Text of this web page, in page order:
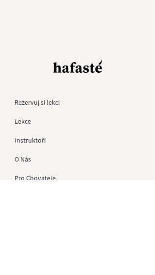
Rezervuj si lekci
Lekce
Instruktoři
O Nás
Pro Chovatele